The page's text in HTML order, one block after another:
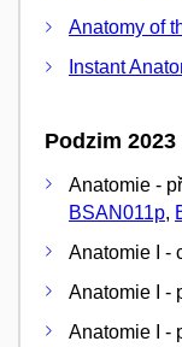
Anatomy of
Instant
Podzim
Anatomie -
BSAN011p,
Anatomie I -
Anatomie I -
Anatomie I -